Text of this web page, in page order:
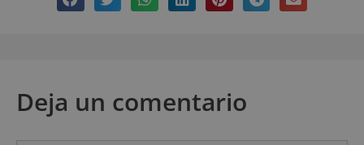
Deja un comentario